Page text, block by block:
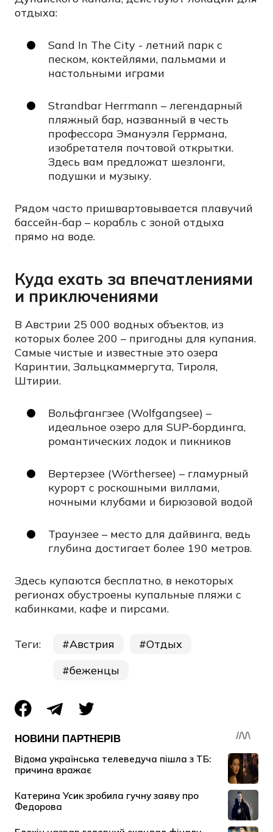
отдыха:
Sand In The City - летний парк с
песком, коктейлями, пальмами и
настольными играми
Strandbar Herrmann – легендарный
пляжный бар, названный в честь
профессора Эмануэля Геррмана,
изобретателя почтовой открытки.
Здесь вам предложат шезлонги,
подушки и музыку.
Рядом часто пришвартовывается плавучий
бассейн-бар – корабль с зоной отдыха
прямо на воде.
Куда ехать за впечатлениями
и приключениями
В Австрии 25 000 водных объектов, из
которых более 200 – пригодны для купания.
Самые чистые и известные это озера
Каринтии, Зальцкаммергута, Тироля,
Штирии.
Вольфгангзее (Wolfgangsee) –
идеальное озеро для SUP-бординга,
романтических лодок и пикников
Вертерзее (Wörthersee) – гламурный
курорт с роскошными виллами,
ночными клубами и бирюзовой водой
Траунзее – место для дайвинга, ведь
глубина достигает более 190 метров.
Здесь купаются бесплатно, в некоторых
регионах обустроены купальные пляжи с
кабинками, кафе и пирсами.
Теги: Австрия
Отдых
беженцы